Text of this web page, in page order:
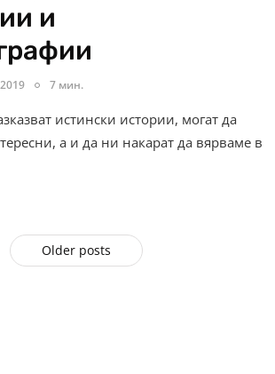
и
7 мин.
истински истории, могат да
а и да ни накарат да вярваме в
Older posts